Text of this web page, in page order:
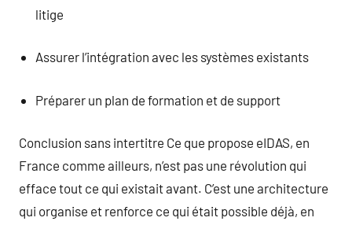
litige
Assurer l’intégration avec les systèmes existants
Préparer un plan de formation et de support
Conclusion sans intertitre Ce que propose eIDAS, en
France comme ailleurs, n’est pas une révolution qui
efface tout ce qui existait avant. C’est une architecture
qui organise et renforce ce qui était possible déjà, en